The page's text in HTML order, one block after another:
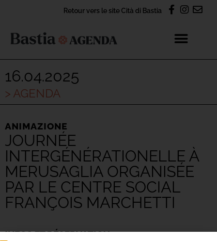
Retour vers le site Cità di Bastia
16.04.2025
> AGENDA
ANIMAZIONE
JOURNÉE
INTERGÉNÉRATIONELLE À
MERUSAGLIA ORGANISÉE
PAR LE CENTRE SOCIAL
FRANÇOIS MARCHETTI
INFOS ET RÉSERVATION